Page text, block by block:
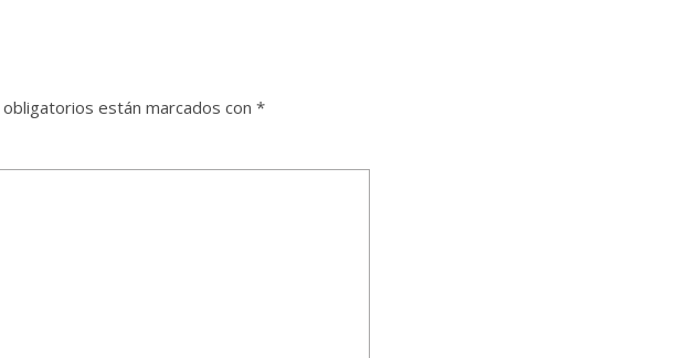
están marcados con *